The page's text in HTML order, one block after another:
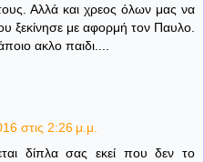
Αλλά και χρεος όλων μας να
ξεκίνησε με αφορμή τον Παυλο.
ακλο παιδι....
στις 2:26 μ.μ.
δίπλα σας εκεί που δεν το